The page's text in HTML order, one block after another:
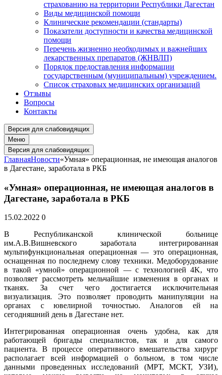
страхованию на территории Республики Дагестан
Виды медицинской помощи
Клинические рекомендации (стандарты)
Показатели доступности и качества медицинской
помощи
Перечень жизненно необходимых и важнейших
лекарственных препаратов (ЖНВЛП)
Порядок предоставления информации
государственным (муниципальным) учреждением.
Список страховых медицинских организаций
Отзывы
Вопросы
Контакты
Версия для слабовидящих
Меню
Версия для слабовидящих
ГлавнаяНовости«Умная» операционная, не имеющая аналогов
в Дагестане, заработала в РКБ
«Умная» операционная, не имеющая аналогов в
Дагестане, заработала в РКБ
15.02.2022 0
В Республиканской клинической больнице
им.А.В.Вишневского заработала интегрированная
мультифункциональная операционная — это операционная,
оснащенная по последнему слову техники. Медоборудование
в такой «умной» операционной — с технологией 4K, что
позволяет рассмотреть мельчайшие изменения в органах и
тканях. За счет чего достигается исключительная
визуализация. Это позволяет проводить манипуляции на
органах с ювелирной точностью. Аналогов ей на
сегодняшний день в Дагестане нет.
Интегрированная операционная очень удобна, как для
работающей бригады специалистов, так и для самого
пациента. В процессе оперативного вмешательства хирург
располагает всей информацией о больном, в том числе
данными проведенных исследований (МРТ, МСКТ, УЗИ),